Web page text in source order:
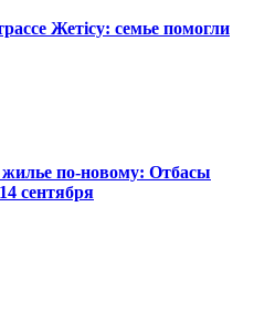
Жетісу: семье помогли
по-новому: Отбасы
сентября